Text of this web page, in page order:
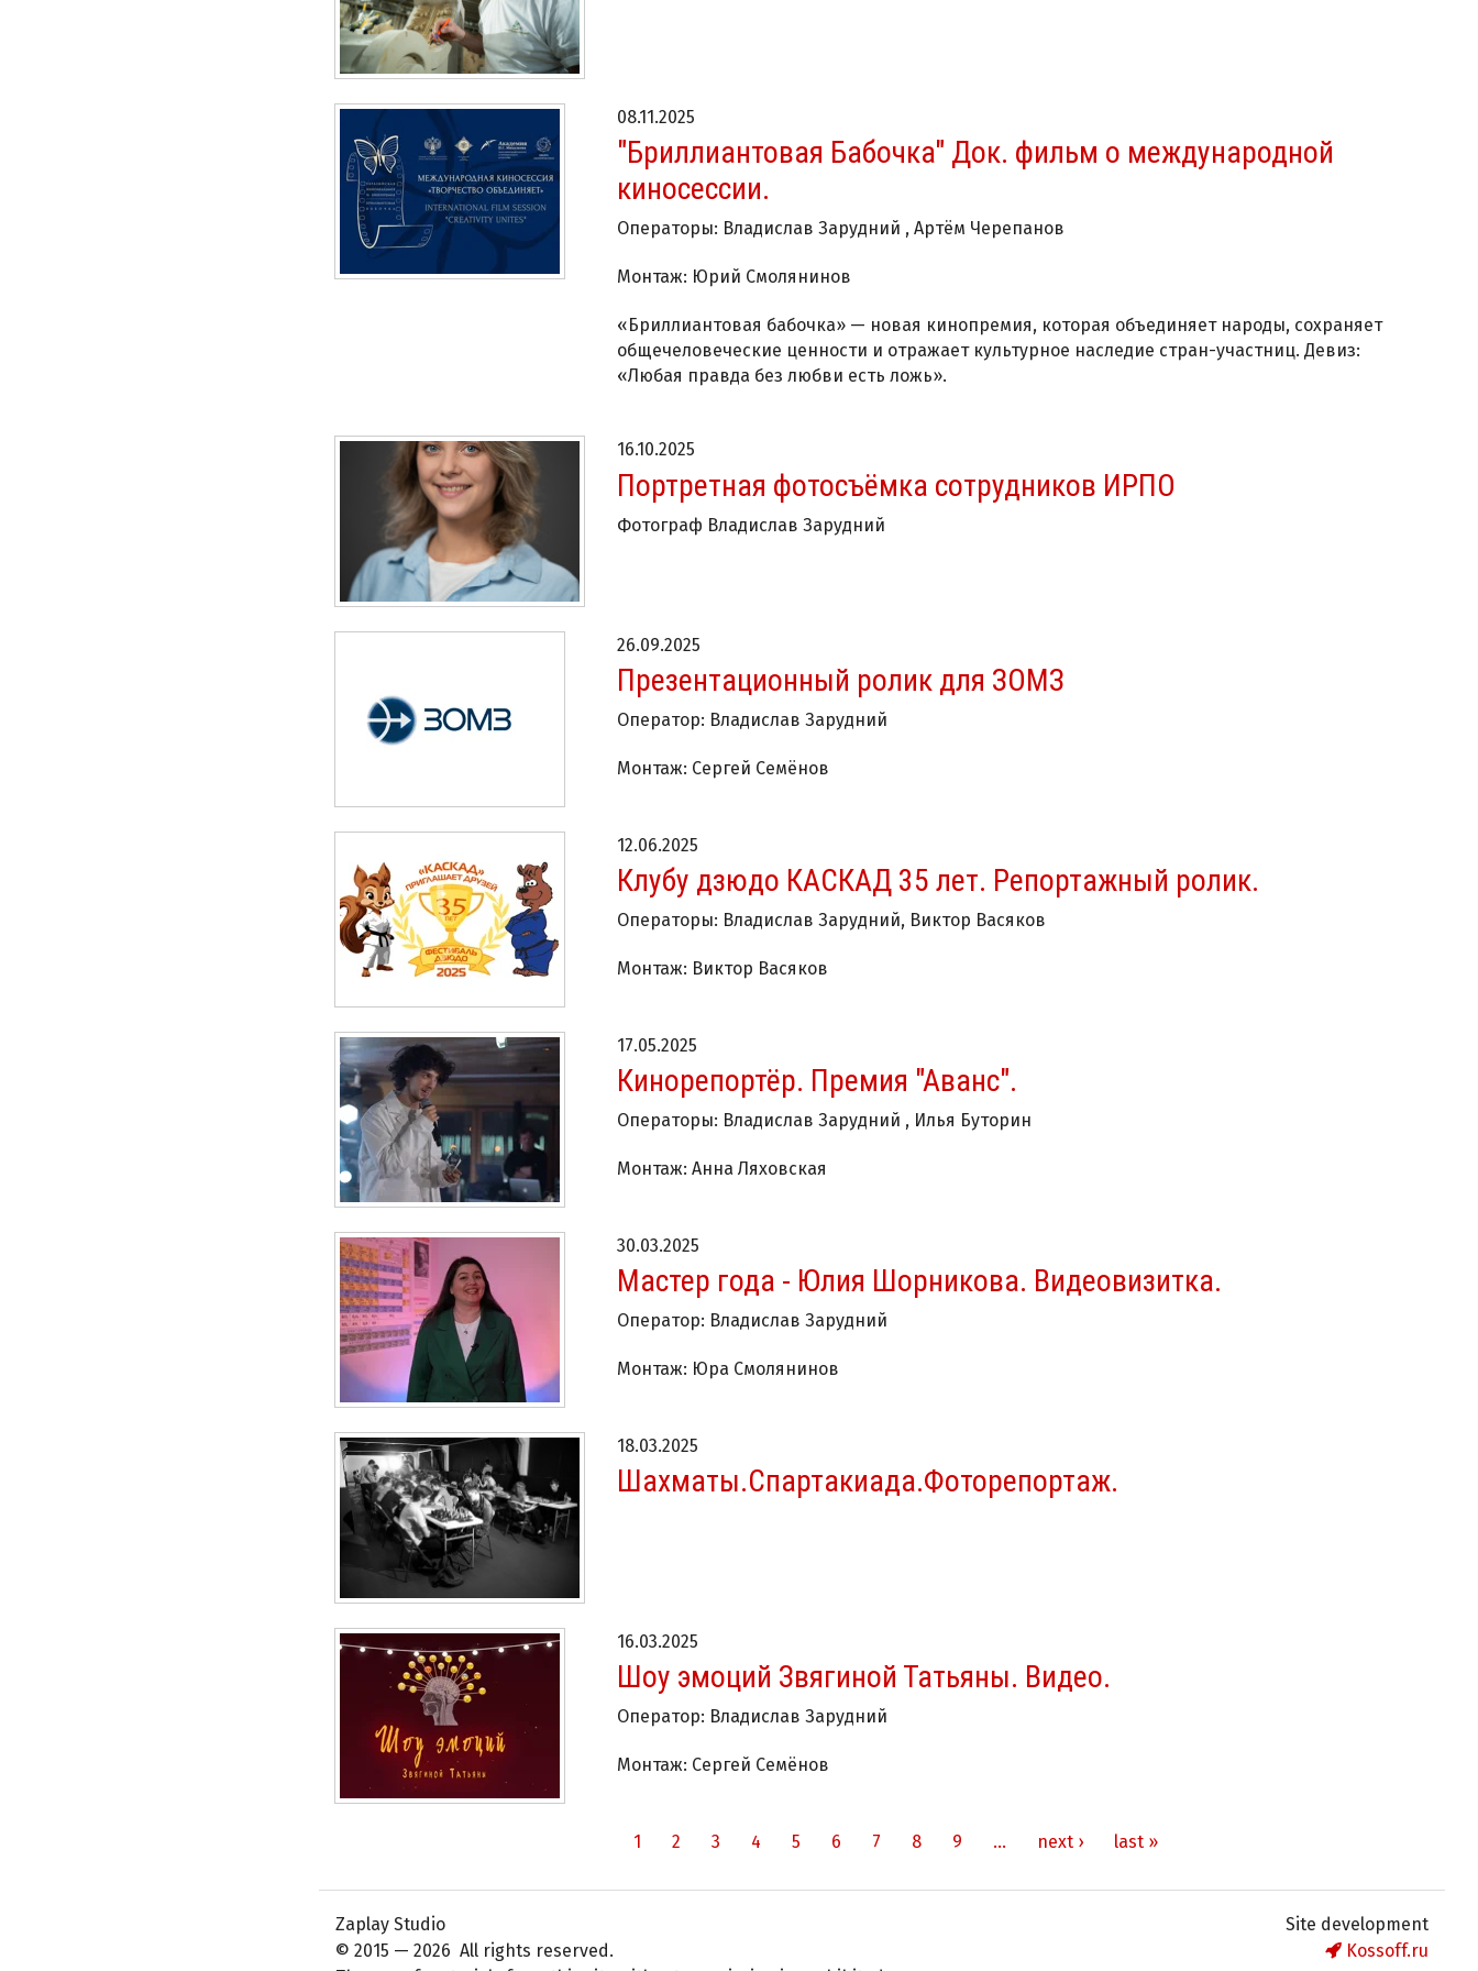
08.11.2025
"Бриллиантовая Бабочка" Док. фильм о международной
киносессии.
Операторы: Владислав Зарудний , Артём Черепанов
Монтаж: Юрий Смолянинов
«Бриллиантовая бабочка» — новая кинопремия, которая объединяет народы, сохраняет
общечеловеческие ценности и отражает культурное наследие стран-участниц. Девиз:
«Любая правда без любви есть ложь».
16.10.2025
Портретная фотосъёмка сотрудников ИРПО
Фотограф Владислав Зарудний
26.09.2025
Презентационный ролик для ЗОМЗ
Оператор: Владислав Зарудний
Монтаж: Сергей Семёнов
12.06.2025
Клубу дзюдо КАСКАД 35 лет. Репортажный ролик.
Операторы: Владислав Зарудний, Виктор Васяков
Монтаж: Виктор Васяков
17.05.2025
Кинорепортёр. Премия "Аванс".
Операторы: Владислав Зарудний , Илья Буторин
Монтаж: Анна Ляховская
30.03.2025
Мастер года - Юлия Шорникова. Видеовизитка.
Оператор: Владислав Зарудний
Монтаж: Юра Смолянинов
18.03.2025
Шахматы.Спартакиада.Фоторепортаж.
16.03.2025
Шоу эмоций Звягиной Татьяны. Видео.
Оператор: Владислав Зарудний
Монтаж: Сергей Семёнов
1 2 3 4 5 6 7 8 9 … next › last »
Zaplay Studio
© 2015 — 2026 All rights reserved.
Site development
Kossoff.ru